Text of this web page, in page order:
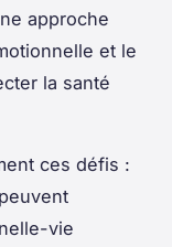
approche
et le
la santé
ces défis :
vie